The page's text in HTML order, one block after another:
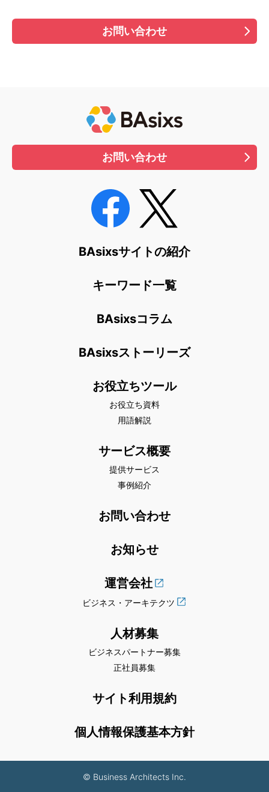
お問い合わせ
お問い合わせ
BAsixsサイトの紹介
キーワード一覧
BAsixsコラム
BAsixsストーリーズ
お役立ちツール
お役立ち資料
用語解説
サービス概要
提供サービス
事例紹介
お問い合わせ
お知らせ
運営会社
ビジネス・アーキテクツ
人材募集
ビジネスパートナー募集
正社員募集
サイト利用規約
個人情報保護基本方針
© Business Architects Inc.